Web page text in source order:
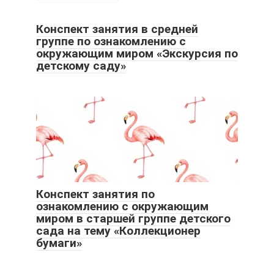
Конспект занятия в средней
группе по ознакомлению с
окружающим миром «Экскурсия по
детскому саду»
Конспект занятия по
ознакомлению с окружающим
миром в старшей группе детского
сада на тему «Коллекционер
бумаги»